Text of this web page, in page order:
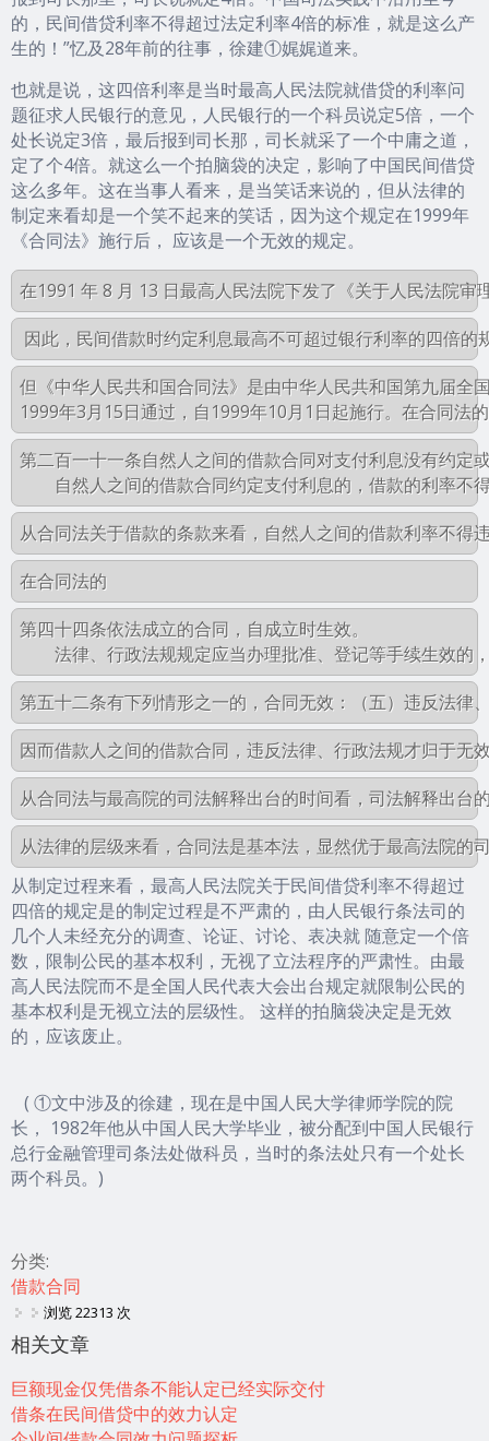
的，民间借贷利率不得超过法定利率4倍的标准，就是这么产
生的！”忆及28年前的往事，徐建①娓娓道来。
也就是说，这四倍利率是当时最高人民法院就借贷的利率问
题征求人民银行的意见，人民银行的一个科员说定5倍，一个
处长说定3倍，最后报到司长那，司长就采了一个中庸之道，
定了个4倍。就这么一个拍脑袋的决定，影响了中国民间借贷
这么多年。这在当事人看来，是当笑话来说的，但从法律的
制定来看却是一个笑不起来的笑话，因为这个规定在1999年
《合同法》施行后， 应该是一个无效的规定。
但《中华人民共和国合同法》是由中华人民共和国第九届全
第二百一十一条自然人之间的借款合同对支付利息没有约定
第四十四条依法成立的合同，自成立时生效。
从制定过程来看，最高人民法院关于民间借贷利率不得超过
四倍的规定是的制定过程是不严肃的，由人民银行条法司的
几个人未经充分的调查、论证、讨论、表决就 随意定一个倍
数，限制公民的基本权利，无视了立法程序的严肃性。由最
高人民法院而不是全国人民代表大会出台规定就限制公民的
基本权利是无视立法的层级性。 这样的拍脑袋决定是无效
的，应该废止。
( ①文中涉及的徐建，现在是中国人民大学律师学院的院
长， 1982年他从中国人民大学毕业，被分配到中国人民银行
总行金融管理司条法处做科员，当时的条法处只有一个处长
两个科员。)
分类:
借款合同
浏览 22313 次
相关文章
巨额现金仅凭借条不能认定已经实际交付
借条在民间借贷中的效力认定